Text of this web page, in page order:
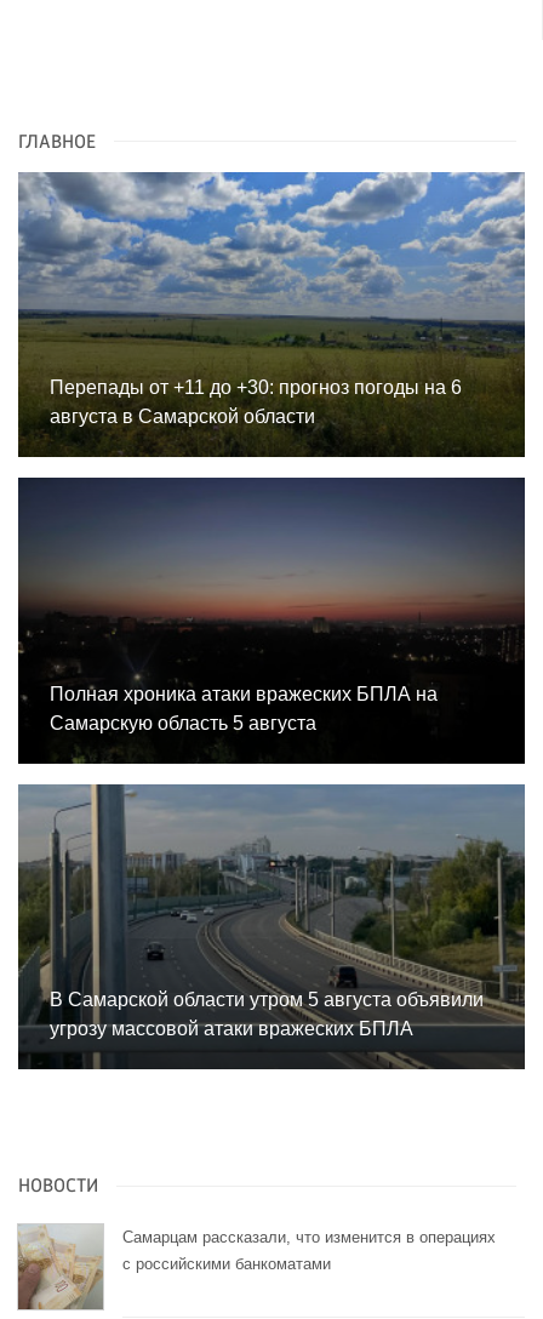
ГЛАВНОЕ
Перепады от +11 до +30: прогноз погоды на 6
августа в Самарской области
Полная хроника атаки вражеских БПЛА на
Самарскую область 5 августа
В Самарской области утром 5 августа объявили
угрозу массовой атаки вражеских БПЛА
НОВОСТИ
Самарцам рассказали, что изменится в операциях
с российскими банкоматами